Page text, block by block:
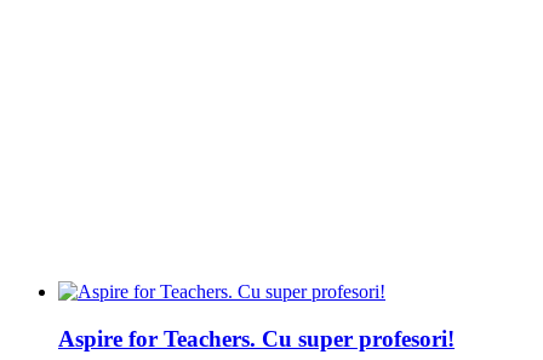
Aspire for Teachers. Cu super profesori!